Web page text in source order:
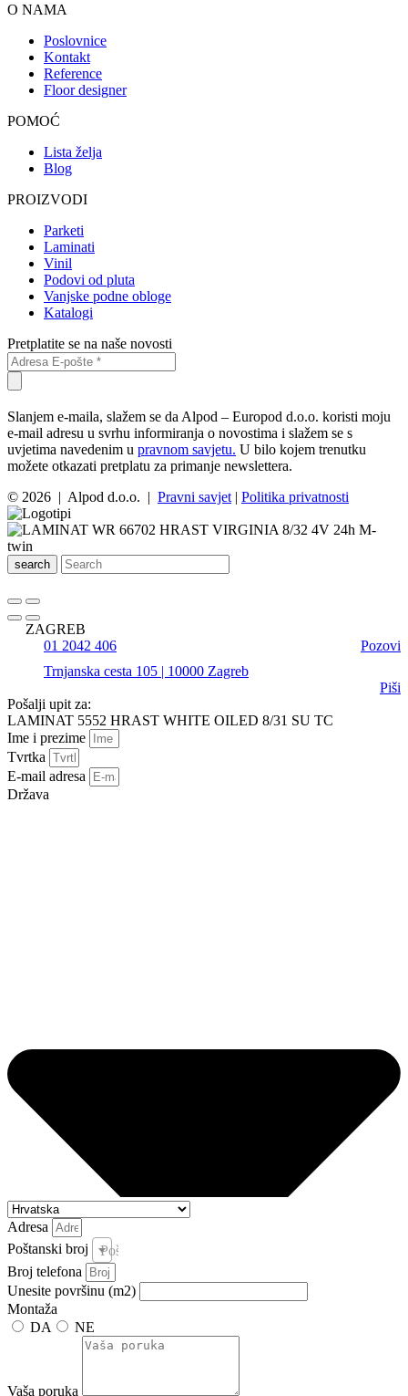
O NAMA
Poslovnice
Kontakt
Reference
Floor designer
POMOĆ
Lista želja
Blog
PROIZVODI
Parketi
Laminati
Vinil
Podovi od pluta
Vanjske podne obloge
Katalogi
Pretplatite se na naše novosti
Slanjem e-maila, slažem se da Alpod – Europod d.o.o. koristi moju
e-mail adresu u svrhu informiranja o novostima i slažem se s
uvjetima navedenim u pravnom savjetu. U bilo kojem trenutku
možete otkazati pretplatu za primanje newslettera.
© 2026 | Alpod d.o.o. | Pravni savjet | Politika privatnosti
search
ZAGREB
01 2042 406
Pozovi
Trnjanska cesta 105 | 10000 Zagreb
Piši
Pošalji upit za:
LAMINAT 5552 HRAST WHITE OILED 8/31 SU TC
Ime i prezime
Tvrtka
E-mail adresa
Država
Adresa
Poštanski broj
Poštanski broj i pošta *
Broj telefona
Unesite površinu (m2)
Montaža
DA
NE
Vaša poruka